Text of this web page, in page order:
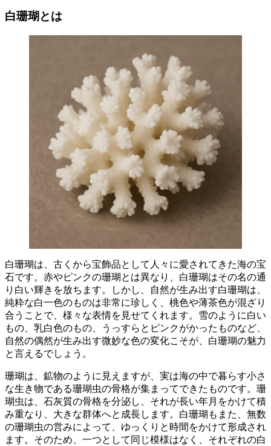
白珊瑚とは
白珊瑚は、古くから宝飾品として人々に愛されてきた海の宝
石です。赤やピンクの珊瑚とは異なり、白珊瑚はその名の通
り白い輝きを放ちます。しかし、自然が生み出す白珊瑚は、
純粋な白一色のものは非常に珍しく、 桃色や薄茶色が混ざり
合うことで、様々な表情を見せてくれます。雪のように白い
もの、乳白色のもの、うっすらとピンクがかったものなど、
自然の偶然が生み出す微妙な色の変化こそが、白珊瑚の魅力
と言えるでしょう。
珊瑚は、鉱物のように見えますが、実は海の中で暮らす小さ
な生き物である珊瑚虫の骨格が集まってできたものです。珊
瑚虫は、石灰質の骨格を分泌し、それが長い年月をかけて積
み重なり、大きな群体へと成長します。白珊瑚もまた、無数
の珊瑚虫の営みによって、ゆっくりと時間をかけて形成され
ます。そのため、 一つとして同じ模様はなく、それぞれの白